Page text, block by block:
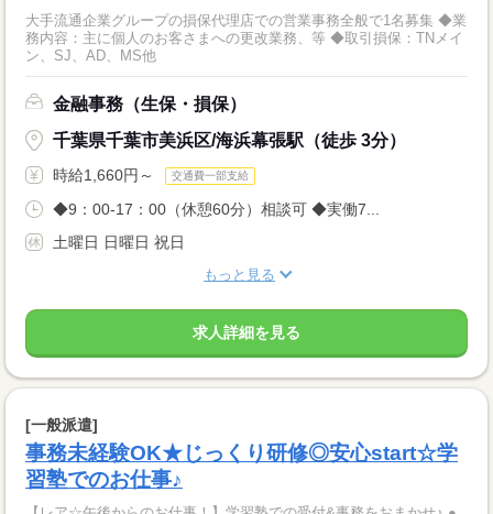
大手流通企業グループの損保代理店での営業事務全般で1名募集 ◆業
務内容：主に個人のお客さまへの更改業務、等 ◆取引損保：TNメイ
ン、SJ、AD、MS他
金融事務（生保・損保）
千葉県千葉市美浜区/海浜幕張駅（徒歩 3分）
時給1,660円～ 交通費一部支給
◆9：00-17：00（休憩60分）相談可 ◆実働7...
土曜日 日曜日 祝日
もっと見る
求人詳細を見る
[一般派遣]
事務未経験OK★じっくり研修◎安心start☆学
習塾でのお仕事♪